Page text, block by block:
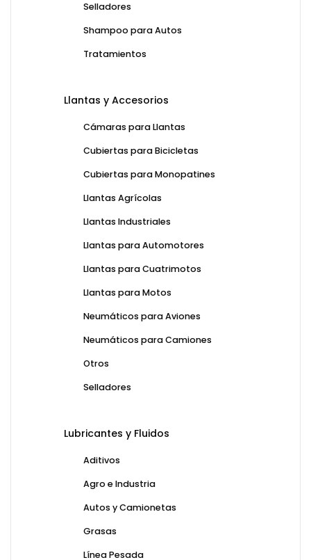
Selladores
Shampoo para Autos
Tratamientos
Llantas y Accesorios
Cámaras para Llantas
Cubiertas para Bicicletas
Cubiertas para Monopatines
Llantas Agrícolas
Llantas Industriales
Llantas para Automotores
Llantas para Cuatrimotos
Llantas para Motos
Neumáticos para Aviones
Neumáticos para Camiones
Otros
Selladores
Lubricantes y Fluidos
Aditivos
Agro e Industria
Autos y Camionetas
Grasas
Línea Pesada